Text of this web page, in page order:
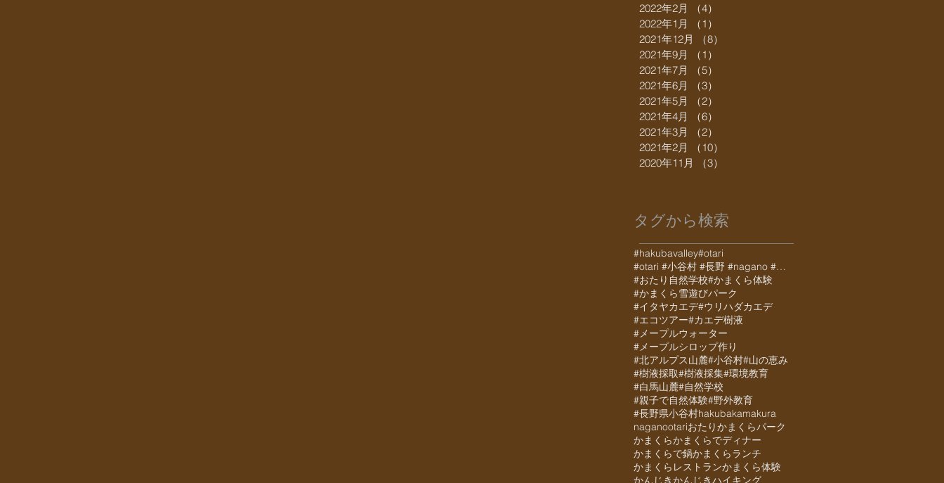
2022年2月
（4）
2022年1月
（1）
2021年12月
（8）
2021年9月
（1）
2021年7月
（5）
2021年6月
（3）
2021年5月
（2）
2021年4月
（6）
2021年3月
（2）
2021年2月
（10）
2020年11月
（3）
タグから検索
#hakubavalley#otari
#otari #小谷村 #長野 #nagano #白馬 #hakuba #栂池 #栂池高原 #栂池高
#おたり自然学校#かまくら体験
#かまくら雪遊びパーク
#イタヤカエデ#ウリハダカエデ
#エコツアー#カエデ樹液
#メープルウォーター
#メープルシロップ作り
#北アルプス山麓#小谷村#山の恵み
#樹液採取#樹液採集#環境教育
#白馬山麓#自然学校
#親子で自然体験#野外教育
#長野県小谷村hakubakamakura
naganootariおたりかまくらパーク
かまくらかまくらでディナー
かまくらで鍋かまくらランチ
かまくらレストランかまくら体験
かんじきかんじきハイキング